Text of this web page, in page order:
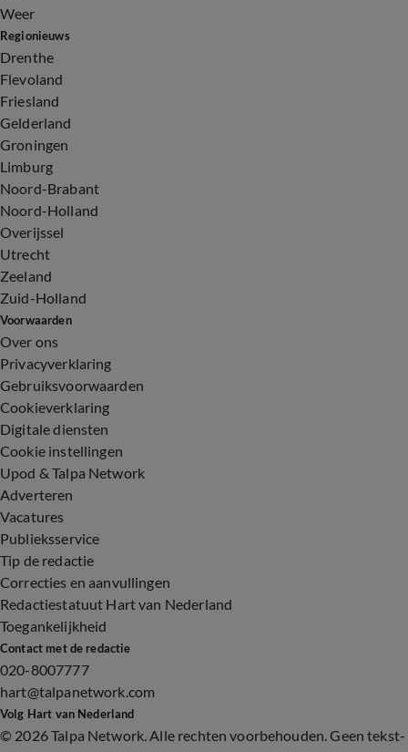
Weer
Regionieuws
Drenthe
Flevoland
Friesland
Gelderland
Groningen
Limburg
Noord-Brabant
Noord-Holland
Overijssel
Utrecht
Zeeland
Zuid-Holland
Voorwaarden
Over ons
Privacyverklaring
Gebruiksvoorwaarden
Cookieverklaring
Digitale diensten
Cookie instellingen
Upod & Talpa Network
Adverteren
Vacatures
Publieksservice
Tip de redactie
Correcties en aanvullingen
Redactiestatuut Hart van Nederland
Toegankelijkheid
Contact met de redactie
020-8007777
hart@talpanetwork.com
Volg Hart van Nederland
© 2026 Talpa Network. Alle rechten voorbehouden. Geen tekst-